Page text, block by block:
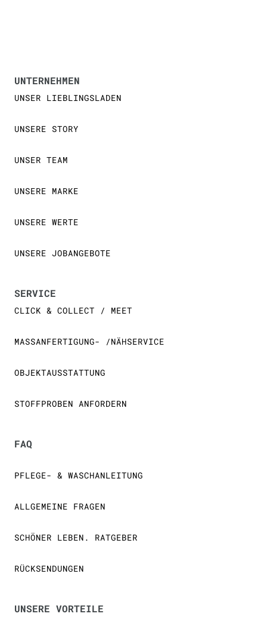
UNTERNEHMEN
UNSER LIEBLINGSLADEN
UNSERE STORY
UNSER TEAM
UNSERE MARKE
UNSERE WERTE
UNSERE JOBANGEBOTE
SERVICE
CLICK & COLLECT / MEET
MASSANFERTIGUNG- /NÄHSERVICE
OBJEKTAUSSTATTUNG
STOFFPROBEN ANFORDERN
FAQ
PFLEGE- & WASCHANLEITUNG
ALLGEMEINE FRAGEN
SCHÖNER LEBEN. RATGEBER
RÜCKSENDUNGEN
UNSERE VORTEILE